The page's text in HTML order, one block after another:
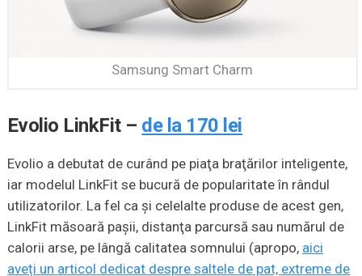
Samsung Smart Charm
Evolio LinkFit – de la 170 lei
Evolio a debutat de curând pe piaţa braţărilor inteligente,
iar modelul LinkFit se bucură de popularitate în rândul
utilizatorilor. La fel ca şi celelalte produse de acest gen,
LinkFit măsoară paşii, distanţa parcursă sau numărul de
calorii arse, pe lângă calitatea somnului (apropo, aici
aveți un articol dedicat despre saltele de pat, extreme de